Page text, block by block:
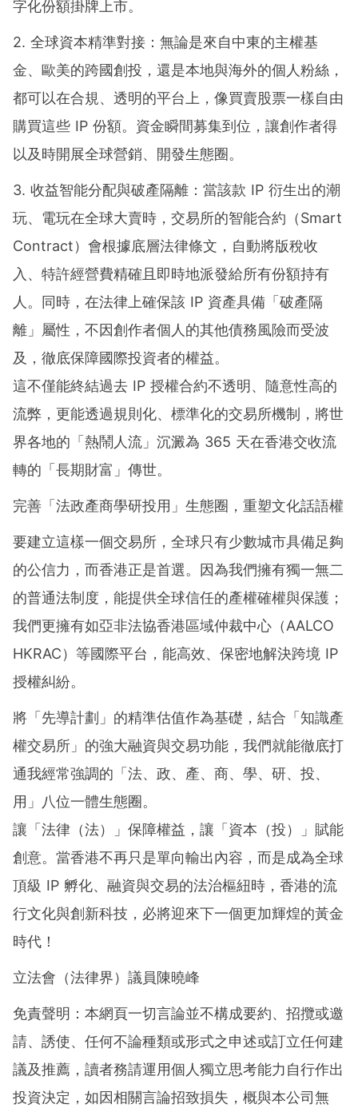
字化份額掛牌上市。
2. 全球資本精準對接：無論是來自中東的主權基
金、歐美的跨國創投，還是本地與海外的個人粉絲，
都可以在合規、透明的平台上，像買賣股票一樣自由
購買這些 IP 份額。資金瞬間募集到位，讓創作者得
以及時開展全球營銷、開發生態圈。
3. 收益智能分配與破產隔離：當該款 IP 衍生出的潮
玩、電玩在全球大賣時，交易所的智能合約（Smart
Contract）會根據底層法律條文，自動將版稅收
入、特許經營費精確且即時地派發給所有份額持有
人。同時，在法律上確保該 IP 資產具備「破產隔
離」屬性，不因創作者個人的其他債務風險而受波
及，徹底保障國際投資者的權益。
這不僅能終結過去 IP 授權合約不透明、隨意性高的
流弊，更能透過規則化、標準化的交易所機制，將世
界各地的「熱鬧人流」沉澱為 365 天在香港交收流
轉的「長期財富」傳世。
完善「法政產商學研投用」生態圈，重塑文化話語權
要建立這樣一個交易所，全球只有少數城市具備足夠
的公信力，而香港正是首選。因為我們擁有獨一無二
的普通法制度，能提供全球信任的產權確權與保護；
我們更擁有如亞非法協香港區域仲裁中心（AALCO
HKRAC）等國際平台，能高效、保密地解決跨境 IP
授權糾紛。
將「先導計劃」的精準估值作為基礎，結合「知識產
權交易所」的強大融資與交易功能，我們就能徹底打
通我經常強調的「法、政、產、商、學、研、投、
用」八位一體生態圈。
讓「法律（法）」保障權益，讓「資本（投）」賦能
創意。當香港不再只是單向輸出內容，而是成為全球
頂級 IP 孵化、融資與交易的法治樞紐時，香港的流
行文化與創新科技，必將迎來下一個更加輝煌的黃金
時代！
立法會（法律界）議員陳曉峰
免責聲明：本網頁一切言論並不構成要約、招攬或邀
請、誘使、任何不論種類或形式之申述或訂立任何建
議及推薦，讀者務請運用個人獨立思考能力自行作出
投資決定，如因相關言論招致損失，概與本公司無